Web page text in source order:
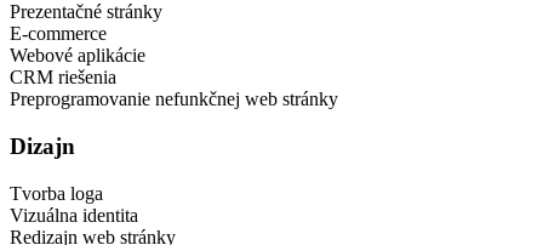
Prezentačné stránky
E-commerce
Webové aplikácie
CRM riešenia
Preprogramovanie nefunkčnej web stránky
Dizajn
Tvorba loga
Vizuálna identita
Redizajn web stránky